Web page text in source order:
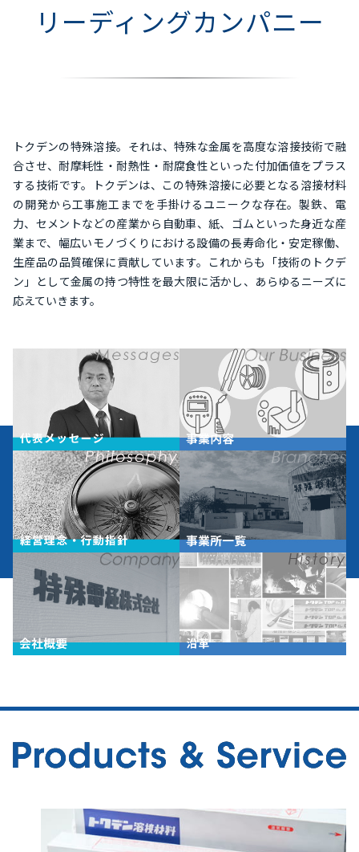
リーディングカンパニー
トクデンの特殊溶接。それは、特殊な金属を高度な溶接技術で融
合させ、耐摩耗性・耐熱性・耐腐食性といった付加価値をプラス
する技術です。トクデンは、この特殊溶接に必要となる溶接材料
の開発から工事施工までを手掛けるユニークな存在。製鉄、電
力、セメントなどの産業から自動車、紙、ゴムといった身近な産
業まで、幅広いモノづくりにおける設備の長寿命化・安定稼働、
生産品の品質確保に貢献しています。これからも「技術のトクデ
ン」として金属の持つ特性を最大限に活かし、あらゆるニーズに
応えていきます。